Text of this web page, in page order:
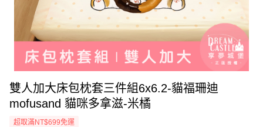
雙人加大床包枕套三件組6x6.2-貓福珊迪
mofusand 貓咪多拿滋-米橘
超取滿NT$699免運